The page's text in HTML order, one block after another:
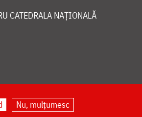
CATEDRALA NAȚIONALĂ
Nu, mulțumesc